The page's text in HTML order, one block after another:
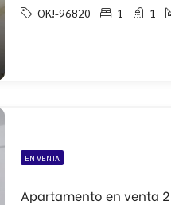
OK!-96820 1 1
EN VENTA